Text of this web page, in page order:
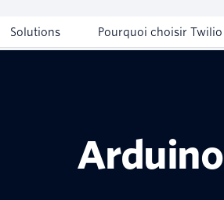
Solutions Pourquoi choisir Twilio
Arduino